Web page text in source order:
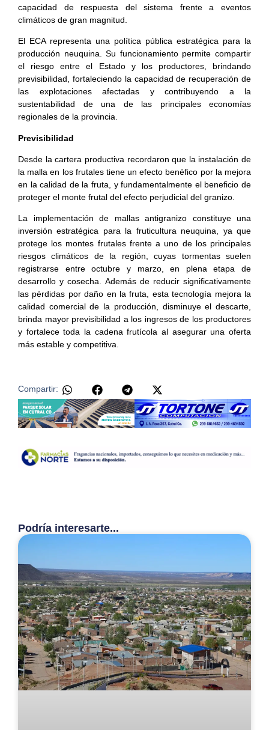
capacidad de respuesta del sistema frente a eventos
climáticos de gran magnitud.
El ECA representa una política pública estratégica para la
producción neuquina. Su funcionamiento permite compartir
el riesgo entre el Estado y los productores, brindando
previsibilidad, fortaleciendo la capacidad de recuperación de
las explotaciones afectadas y contribuyendo a la
sustentabilidad de una de las principales economías
regionales de la provincia.
Previsibilidad
Desde la cartera productiva recordaron que la instalación de
la malla en los frutales tiene un efecto benéfico por la mejora
en la calidad de la fruta, y fundamentalmente el beneficio de
proteger el monte frutal del efecto perjudicial del granizo.
La implementación de mallas antigranizo constituye una
inversión estratégica para la fruticultura neuquina, ya que
protege los montes frutales frente a uno de los principales
riesgos climáticos de la región, cuyas tormentas suelen
registrarse entre octubre y marzo, en plena etapa de
desarrollo y cosecha. Además de reducir significativamente
las pérdidas por daño en la fruta, esta tecnología mejora la
calidad comercial de la producción, disminuye el descarte,
brinda mayor previsibilidad a los ingresos de los productores
y fortalece toda la cadena frutícola al asegurar una oferta
más estable y competitiva.
Compartir:
Podría interesarte...